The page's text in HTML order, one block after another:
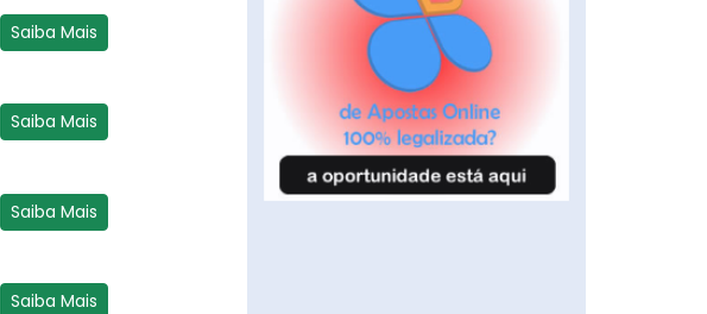
Saiba Mais
Saiba Mais
Saiba Mais
Saiba Mais